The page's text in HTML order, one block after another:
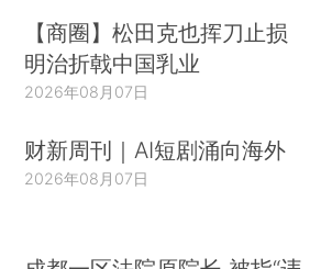
【商圈】松田克也挥刀止损
明治折戟中国乳业
2026年08月07日
财新周刊｜AI短剧涌向海外
2026年08月07日